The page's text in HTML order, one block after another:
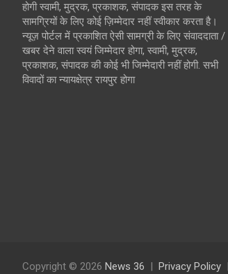
होगी स्वामी, मुद्रक, प्रकाशक, संपादक इस तरह के
सामग्रियों के लिए कोई ज़िम्मेदार नहीं स्वीकार करता है।
न्यूज़ पोर्टल में प्रकाशित ऐसी सामग्री के लिए संवाददाता /
खबर देने वाला स्वयं जिम्मेदार होगा, स्वामी, मुद्रक,
प्रकाशक, संपादक की कोई भी जिम्मेदारी नहीं होगी. सभी
विवादों का न्यायक्षेत्र रायपुर होगा
Copyright © 2026 News 36 Privacy Policy